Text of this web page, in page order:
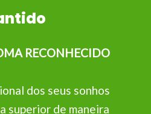
RECONHECIDO
dos seus sonhos
superior de maneira